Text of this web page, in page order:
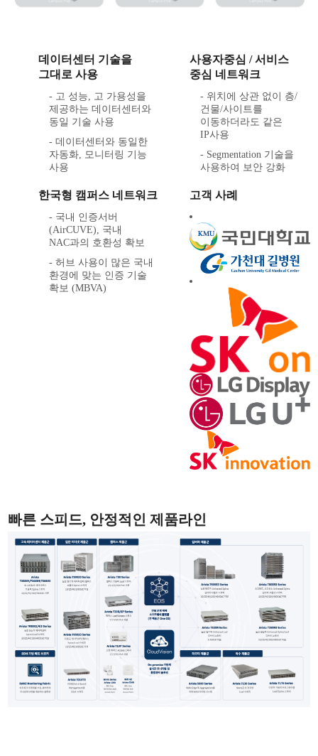
데이터센터 기술을
그대로 사용
- 고 성능, 고 가용성을
제공하는 데이터센터와
동일 기술 사용
- 데이터센터와 동일한
자동화, 모니터링 기능
사용
사용자중심 / 서비스
중심 네트워크
- 위치에 상관 없이 층/
건물/사이트를
이동하더라도 같은
IP사용
- Segmentation 기술을
사용하여 보안 강화
한국형 캠퍼스 네트워크
- 국내 인증서버
(AirCUVE), 국내
NAC과의 호환성 확보
- 허브 사용이 많은 국내
환경에 맞는 인증 기술
확보 (MBVA)
고객 사례
빠른 스피드, 안정적인 제품라인